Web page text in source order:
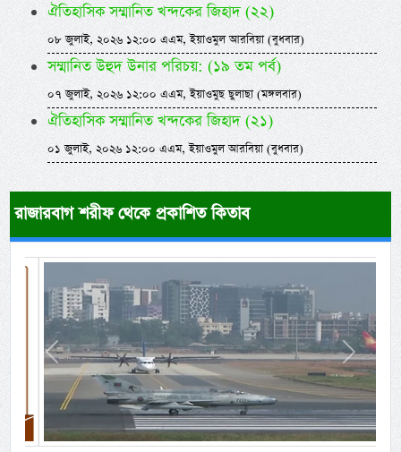
ঐতিহাসিক সম্মানিত খন্দকের জিহাদ (২২)
০৮ জুলাই, ২০২৬ ১২:০০ এএম, ইয়াওমুল আরবিয়া (বুধবার)
সম্মানিত উহুদ উনার পরিচয়: (১৯ তম পর্ব)
০৭ জুলাই, ২০২৬ ১২:০০ এএম, ইয়াওমুছ ছুলাছা (মঙ্গলবার)
ঐতিহাসিক সম্মানিত খন্দকের জিহাদ (২১)
০১ জুলাই, ২০২৬ ১২:০০ এএম, ইয়াওমুল আরবিয়া (বুধবার)
রাজারবাগ শরীফ থেকে প্রকাশিত কিতাব
Previous Next